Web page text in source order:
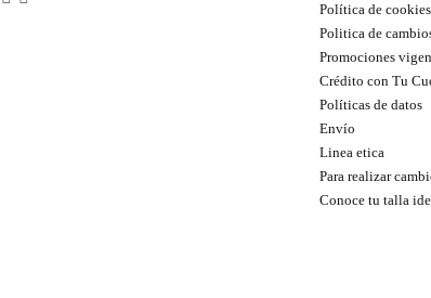
Política de cookies
Politica de
Promociones
Crédito con Tu
Políticas de datos
Envío
Linea etica
Para realizar
Conoce tu talla